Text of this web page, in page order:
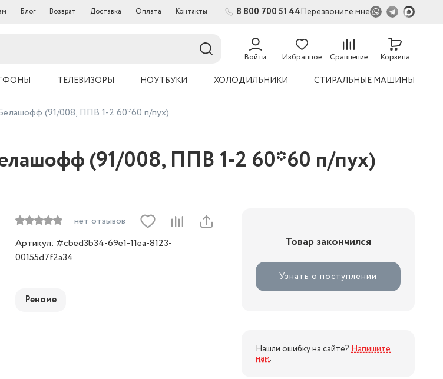
Блог Возврат Доставка Оплата Контакты 8 800 700 51 44Перезвоните мне
Войти Избранное Сравнение
54
Корзина
ТЕЛЕВИЗОРЫ НОУТБУКИ ХОЛОДИЛЬНИКИ СТИРАЛЬНЫЕ МАШИНЫ
(91/008, ППВ 1-2 60*60 п/пух)
(91/008, ППВ 1-2 60*60 п/пух)
нет отзывов
Артикул: #cbed3b34-69e1-11ea-8123-
00155d7f2a34
Реноме
Товар закончился
Узнать о поступлении
Нашли ошибку на сайте? Напишите
нам.